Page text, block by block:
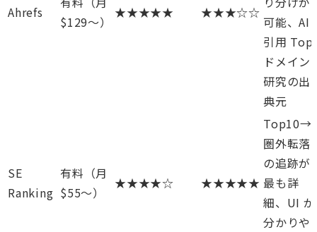
Ahrefs
$129〜）
★★★★★ ★★★☆☆
可能、AI
引用 Top
ドメイン
研究の出
典元
SE
Ranking
有料（月
$55〜）
★★★★☆ ★★★★★
Top10→
圏外転落
の追跡が
最も詳
細、UI が
分かりや